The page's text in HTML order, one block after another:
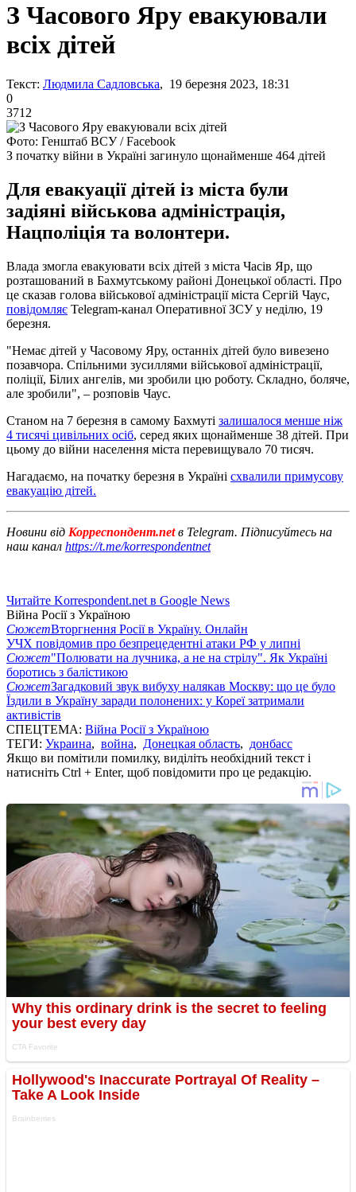
З Часового Яру евакуювали
всіх дітей
Текст: Людмила Садловська, 19 березня 2023, 18:31
0
3712
Фото: Генштаб ВСУ / Facebook
З початку війни в Україні загинуло щонайменше 464 дітей
Для евакуації дітей із міста були
задіяні військова адміністрація,
Нацполіція та волонтери.
Влада змогла евакуювати всіх дітей з міста Часів Яр, що
розташований в Бахмутському районі Донецької області. Про
це сказав голова військової адміністрації міста Сергій Чаус,
повідомляє Telegram-канал Оперативної ЗСУ у неділю, 19
березня.
"Немає дітей у Часовому Яру, останніх дітей було вивезено
позавчора. Спільними зусиллями військової адміністрації,
поліції, Білих ангелів, ми зробили цю роботу. Складно, боляче,
але зробили", – розповів Чаус.
Станом на 7 березня в самому Бахмуті залишалося менше ніж
4 тисячі цивільних осіб, серед яких щонайменше 38 дітей. При
цьому до війни населення міста перевищувало 70 тисяч.
Нагадаємо, на початку березня в Україні схвалили примусову
евакуацію дітей.
Новини від Корреспондент.netв Telegram. Підписуйтесь на
наш канал https://t.me/korrespondentnet
Читайте Korrespondent.net в Google News
Війна Росії з Україною
СюжетВторгнення Росії в Україну. Онлайн
УЧХ повідомив про безпрецедентні атаки РФ у липні
Сюжет"Полювати на лучника, а не на стрілу". Як Україні
боротись з балістикою
СюжетЗагадковий звук вибуху налякав Москву: що це було
Їздили в Україну заради полонених: у Кореї затримали
активістів
СПЕЦТЕМА: Війна Росії з Україною
ТЕГИ: Украина, война, Донецкая область, донбасс
Якщо ви помітили помилку, виділіть необхідний текст і
натисніть Ctrl + Enter, щоб повідомити про це редакцію.